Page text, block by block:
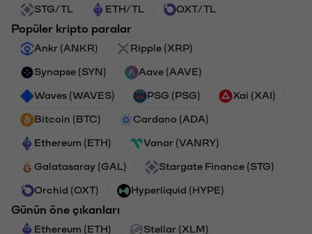
STG/TL ETH/TL OXT/TL
Popüler kripto paralar
Ankr (ANKR) Ripple (XRP)
Synapse (SYN) Aave (AAVE)
Waves (WAVES) PSG (PSG) Xai (XAI)
Bitcoin (BTC) Cardano (ADA)
Ethereum (ETH) Vanar (VANRY)
Galatasaray (GAL) Stargate Finance (STG)
Orchid (OXT) Hyperliquid (HYPE)
Günün öne çıkanları
Ethereum (ETH) Stellar (XLM)